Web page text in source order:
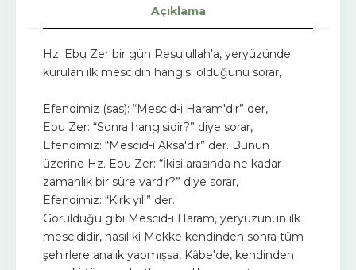
Açıklama
Hz. Ebu Zer bir gün Resulullah'a, yeryüzünde
kurulan ilk mescidin hangisi olduğunu sorar,
Efendimiz (sas): “Mescid-i Haram'dır” der,
Ebu Zer: “Sonra hangisidir?” diye sorar,
Efendimiz: “Mescid-i Aksa'dır” der. Bunun
üzerine Hz. Ebu Zer: “İkisi arasında ne kadar
zamanlık bir süre vardır?” diye sorar,
Efendimiz: “Kırk yıl!” der.
Görüldüğü gibi Mescid-i Haram, yeryüzünün ilk
mescididir, nasıl ki Mekke kendinden sonra tüm
şehirlere analık yapmışsa, Kâbe'de, kendinden